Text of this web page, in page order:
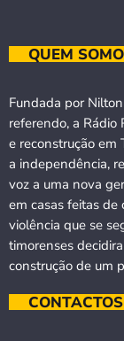
QUEM
Fundada por
referendo, a Rádio
e reconstrução em
a independência,
voz a uma nova
em casas feitas de
violência que se
timorenses
construção de um
CONTACTOS